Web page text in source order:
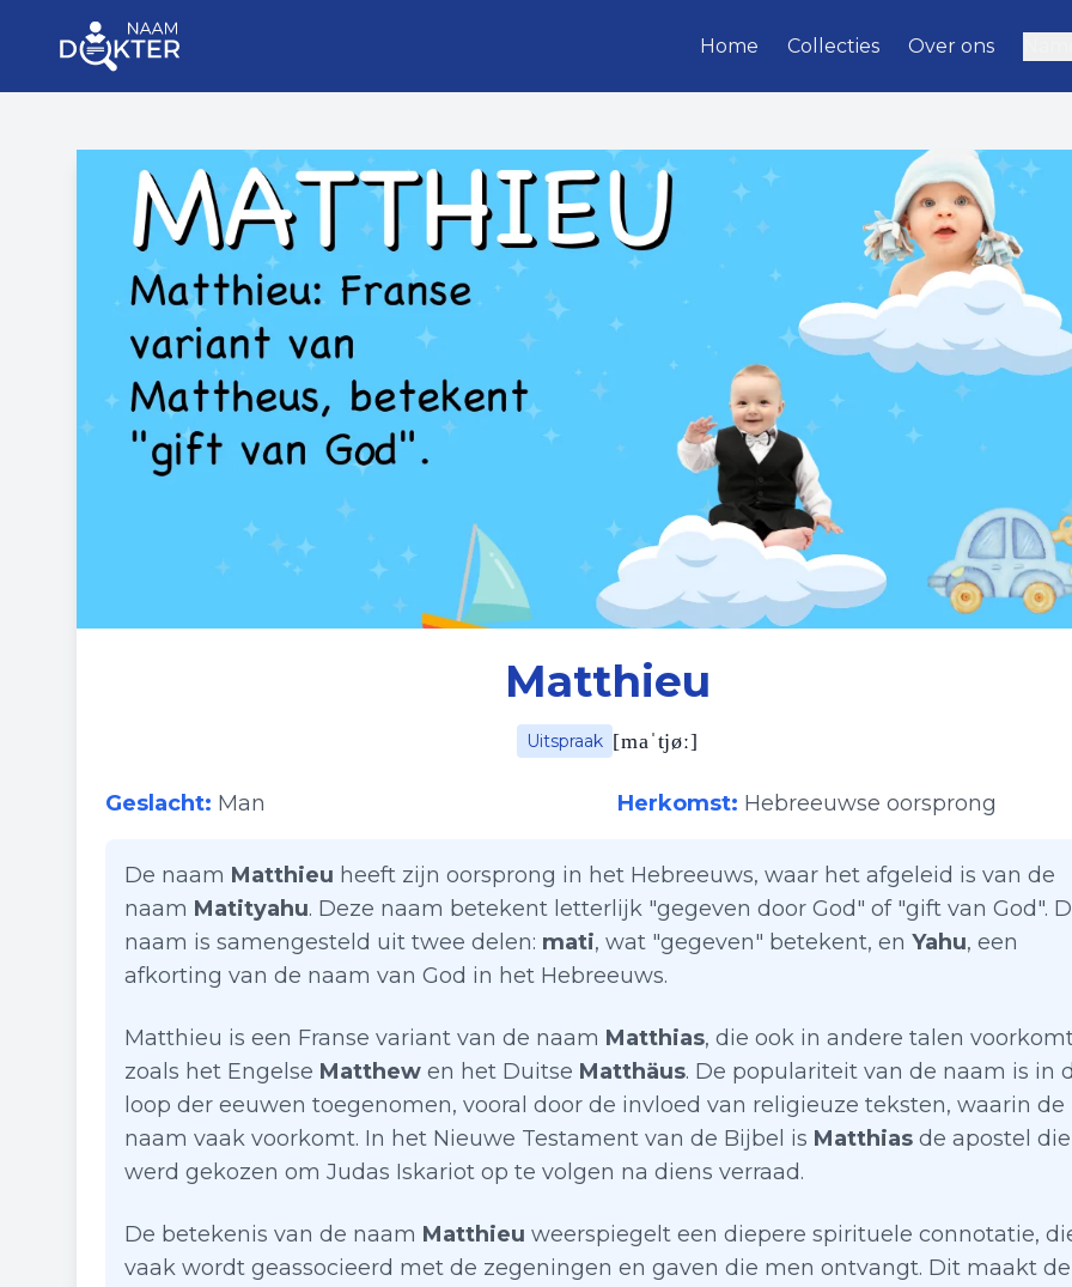
Home Collecties Over ons
Matthieu
Uitspraak [maˈtjøː]
Geslacht: Man Herkomst: Hebreeuwse oorsprong
De naam Matthieu heeft zijn oorsprong in het Hebreeuws, waar het afgeleid is van de
naam Matityahu. Deze naam betekent letterlijk "gegeven door God" of "gift van God".
naam is samengesteld uit twee delen: mati, wat "gegeven" betekent, en Yahu, een
afkorting van de naam van God in het Hebreeuws.
Matthieu is een Franse variant van de naam Matthias, die ook in andere talen
zoals het Engelse Matthew en het Duitse Matthäus. De populariteit van de naam is in
loop der eeuwen toegenomen, vooral door de invloed van religieuze teksten, waarin de
naam vaak voorkomt. In het Nieuwe Testament van de Bijbel is Matthias de apostel die
werd gekozen om Judas Iskariot op te volgen na diens verraad.
De betekenis van de naam Matthieu weerspiegelt een diepere spirituele connotatie,
vaak wordt geassocieerd met de zegeningen en gaven die men ontvangt. Dit maakt de